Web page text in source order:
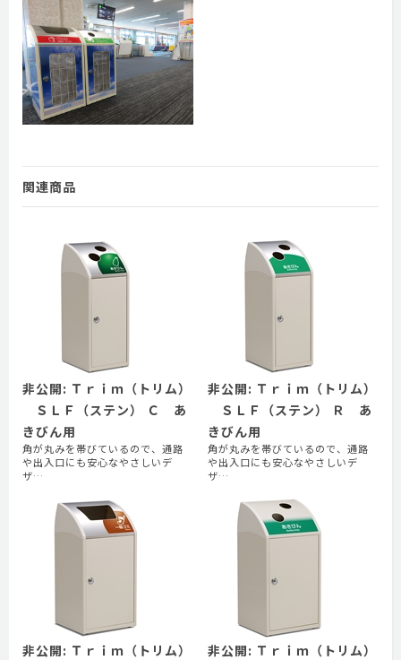
関連商品
非公開: Ｔｒｉｍ（トリム）
ＳＬＦ（ステン） Ｃ あ
きびん用
角が丸みを帯びているので、通路
や出入口にも安心なやさしいデ
ザ…
非公開: Ｔｒｉｍ（トリム）
ＳＬＦ（ステン） Ｒ あ
きびん用
角が丸みを帯びているので、通路
や出入口にも安心なやさしいデ
ザ…
非公開: Ｔｒｉｍ（トリム）
非公開: Ｔｒｉｍ（トリム）